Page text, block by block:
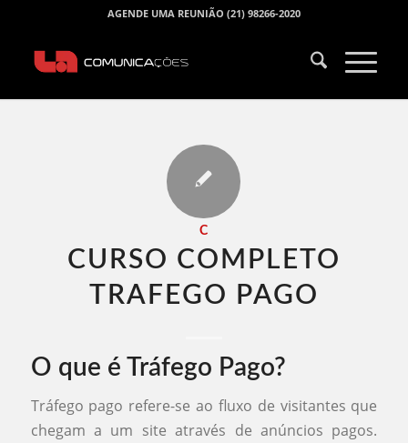
AGENDE UMA REUNIÃO (21) 98266-2020
C
CURSO COMPLETO
TRAFEGO PAGO​
O que é Tráfego Pago?
Tráfego pago refere-se ao fluxo de visitantes que
chegam a um site através de anúncios pagos.